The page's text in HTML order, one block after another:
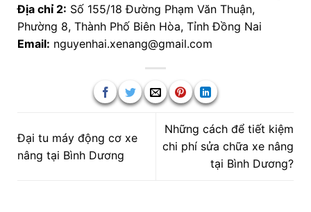
Địa chỉ 2: Số 155/18 Đường Phạm Văn Thuận,
Phường 8, Thành Phố Biên Hòa, Tỉnh Đồng Nai
Email: nguyenhai.xenang@gmail.com
Đại tu máy động cơ xe
nâng tại Bình Dương
Những cách để tiết kiệm
chi phí sửa chữa xe nâng
tại Bình Dương?